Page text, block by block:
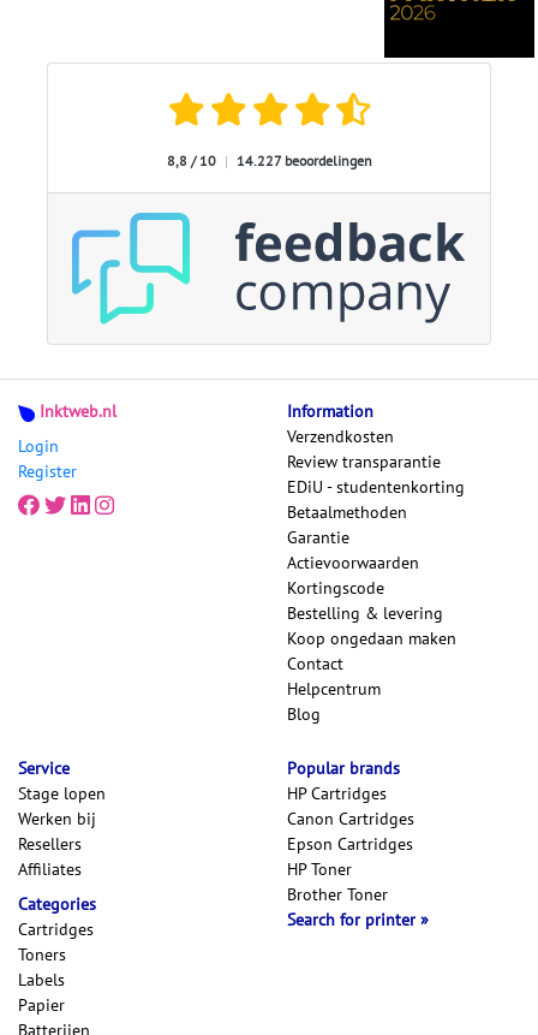
8,8 / 10 | 14.227 beoordelingen
Inktweb.nl
Login
Register
Information
Verzendkosten
Review transparantie
EDiU - studentenkorting
Betaalmethoden
Garantie
Actievoorwaarden
Kortingscode
Bestelling & levering
Koop ongedaan maken
Contact
Helpcentrum
Blog
Service
Stage lopen
Werken bij
Resellers
Affiliates
Categories
Cartridges
Toners
Labels
Papier
Batterijen
Popular brands
HP Cartridges
Canon Cartridges
Epson Cartridges
HP Toner
Brother Toner
Search for printer